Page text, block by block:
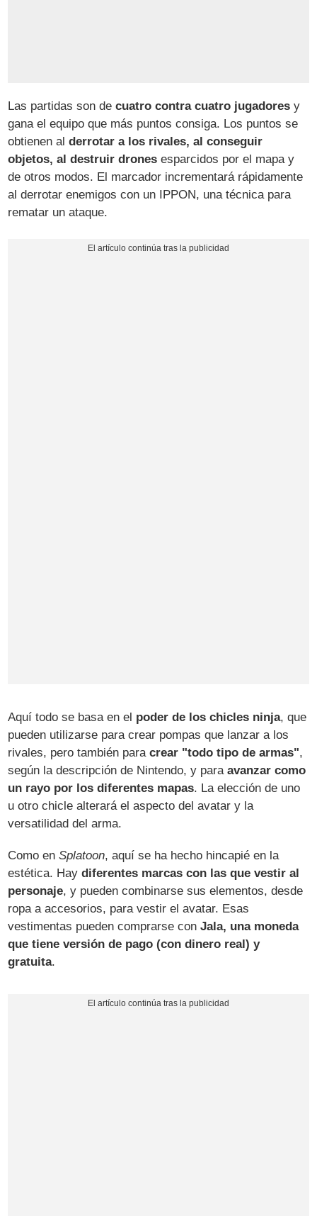
Las partidas son decuatro contra cuatro jugadores y
gana el equipo que más puntos consiga. Los puntos se
obtienen alderrotar a los rivales, al conseguir
objetos, al destruir drones esparcidos por el mapa y
de otros modos. El marcador incrementará rápidamente
al derrotar enemigos con un IPPON, una técnica para
rematar un ataque.
Aquí todo se basa en el poder de los chicles ninja, que
pueden utilizarse para crear pompas que lanzar a los
rivales, pero también paracrear "todo tipo de armas",
según la descripción de Nintendo, y paraavanzar como
un rayo por los diferentes mapas. La elección de uno
u otro chicle alterará el aspecto del avatar y la
versatilidad del arma.
Como enSplatoon, aquí se ha hecho hincapié en la
estética. Haydiferentes marcas con las que vestir al
personaje, y pueden combinarse sus elementos, desde
ropa a accesorios, para vestir el avatar. Esas
vestimentas pueden comprarse conJala, una moneda
que tiene versión de pago (con dinero real) y
gratuita.